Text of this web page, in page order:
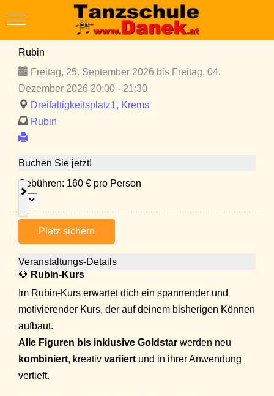
Mobile Menu Toggle
Rubin
Freitag, 25. September 2026 bis Freitag, 04.
Dezember 2026 20:00 - 21:30
Dreifaltigkeitsplatz1, Krems
Rubin
Buchen Sie jetzt!
Gebühren: 160 € pro Person
Platz sichern
Veranstaltungs-Details
💎 Rubin-Kurs
Im Rubin-Kurs erwartet dich ein spannender und
motivierender Kurs, der auf deinem bisherigen Können
aufbaut.
Alle Figuren bis inklusive Goldstar werden neu
kombiniert, kreativ variiertund in ihrer Anwendung
vertieft.